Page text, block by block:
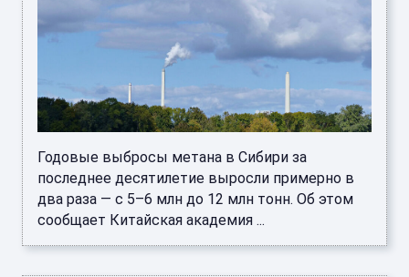
Годовые выбросы метана в Сибири за
последнее десятилетие выросли примерно в
два раза — с 5–6 млн до 12 млн тонн. Об этом
сообщает Китайская академия ...